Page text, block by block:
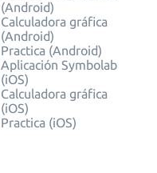
(Android)
Calculadora gráfica
(Android)
Practica (Android)
Aplicación Symbolab
(iOS)
Calculadora gráfica
(iOS)
Practica (iOS)